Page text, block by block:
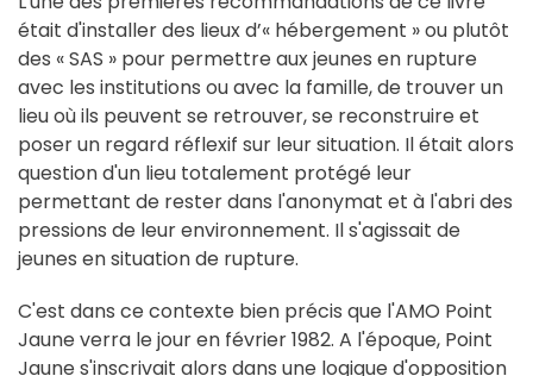
était d'installer des lieux d’« hébergement » ou plutôt
des « SAS » pour permettre aux jeunes en rupture
avec les institutions ou avec la famille, de trouver un
lieu où ils peuvent se retrouver, se reconstruire et
poser un regard réflexif sur leur situation. Il était alors
question d'un lieu totalement protégé leur
permettant de rester dans l'anonymat et à l'abri des
pressions de leur environnement. Il s'agissait de
jeunes en situation de rupture.
C'est dans ce contexte bien précis que l'AMO Point
Jaune verra le jour en février 1982. A l'époque, Point
Jaune s'inscrivait alors dans une logique d'opposition